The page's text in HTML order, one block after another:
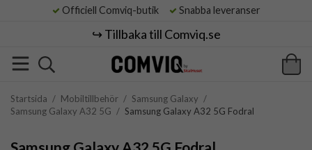
Officiell Comviq-butik Snabba leveranser
↪️ Tillbaka till Comviq.se
Startsida / Mobiltillbehör / Samsung Galaxy /
Samsung Galaxy A32 5G / Samsung Galaxy A32 5G Fodral